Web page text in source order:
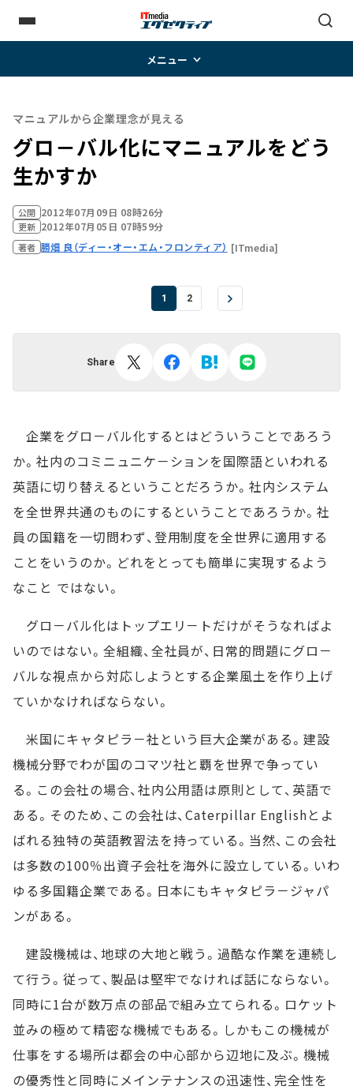
メニュー
マニュアルから企業理念が見える
グロ－バル化にマニュアルをどう
生かすか
公開 2012年07月09日 08時26分
更新 2012年07月05日 07時59分
著者 勝畑 良（ディー・オー・エム・フロンティア） [ITmedia]
1 2
Share
企業をグロ－バル化するとはどういうことであろう
か。社内のコミニュニケ－ションを国際語といわれる
英語に切り替えるということだろうか。社内システム
を全世界共通のものにするということであろうか。社
員の国籍を一切問わず、登用制度を全世界に適用する
ことをいうのか。どれをとっても簡単に実現するよう
なこと ではない。
グロ－バル化はトップエリ－トだけがそうなればよ
いのではない。全組織、全社員が、日常的問題にグロ－
バルな視点から対応しようとする企業風土を作り上げ
ていかなければならない。
米国にキャタピラ－社という巨大企業がある。建設
機械分野でわが国のコマツ社と覇を世界で争ってい
る。この会社の場合、社内公用語は原則として、英語で
ある。そのため、この会社は、Caterpillar Englishとよ
ばれる独特の英語教習法を持っている。当然、この会社
は多数の100％出資子会社を海外に設立している。いわ
ゆる多国籍企業である。日本にもキャタピラ－ジャパ
ンがある。
建設機械は、地球の大地と戦う。過酷な作業を連続し
て行う。従って、製品は堅牢でなければ話にならない。
同時に1台が数万点の部品で組み立てられる。ロケット
並みの極めて精密な機械でもある。しかもこの機械が
仕事をする場所は都会の中心部から辺地に及ぶ。機械
の優秀性と同時にメインテナンスの迅速性、完全性を